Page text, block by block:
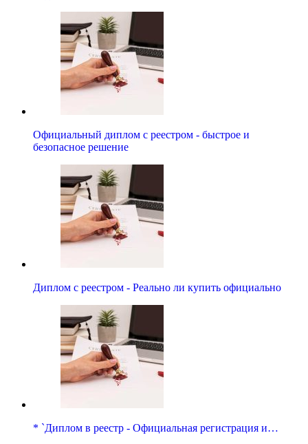
Официальный диплом с реестром - быстрое и
безопасное решение
Диплом с реестром - Реально ли купить официально
* `Диплом в реестр - Официальная регистрация и…